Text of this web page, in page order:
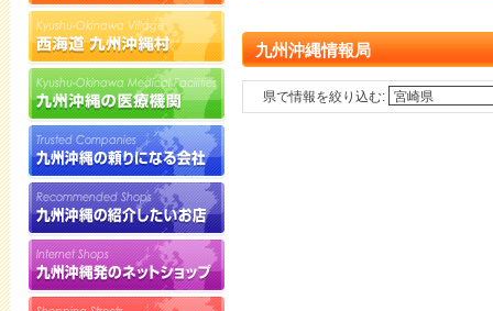
九州沖縄情報局
県で情報を絞り込む: